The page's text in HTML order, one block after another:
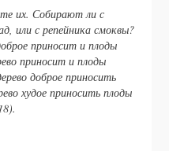
их. Собирают ли с
или с репейника смоквы?
приносит и плоды
приносит и плоды
доброе приносить
худое приносить плоды